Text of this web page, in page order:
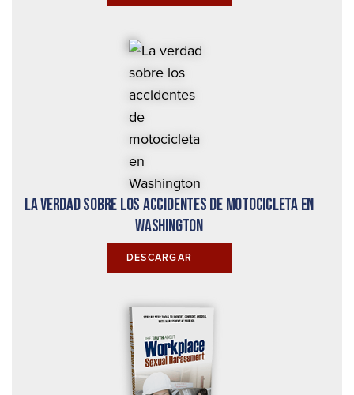
La verdad sobre los accidentes de motocicleta en
Washington
DESCARGAR